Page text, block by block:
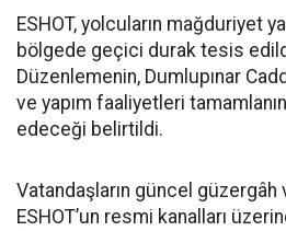
ESHOT, yolcuların mağduriyet
bölgede geçici durak tesis
Düzenlemenin, Dumlupınar
ve yapım faaliyetleri
edeceği belirtildi.
Vatandaşların güncel
ESHOT’un resmi kanalları